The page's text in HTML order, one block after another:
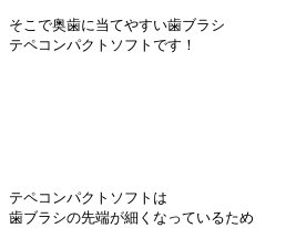
そこで奥歯に当てやすい歯ブラシ
テペコンパクトソフトです！
テペコンパクトソフトは
歯ブラシの先端が細くなっているため